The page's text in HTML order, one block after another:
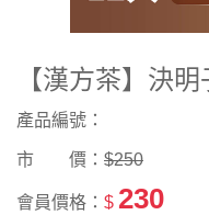
【漢方茶】決
產品編號：
市 價： $250
會員價格： $ 230